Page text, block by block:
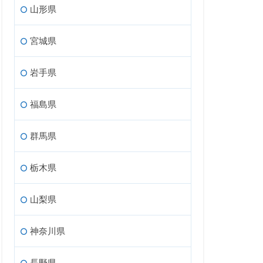
山形県
宮城県
岩手県
福島県
群馬県
栃木県
山梨県
神奈川県